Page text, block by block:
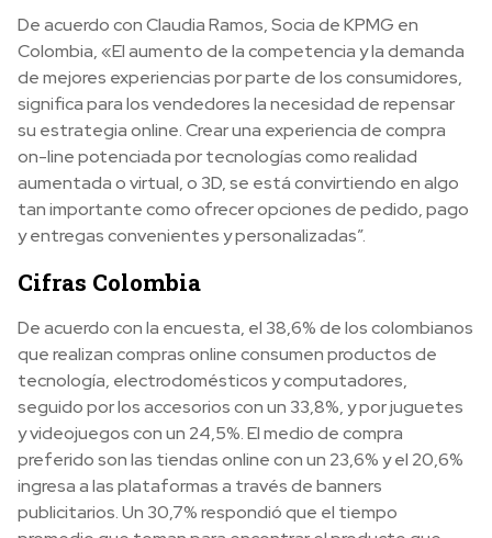
De acuerdo con Claudia Ramos, Socia de KPMG en
Colombia, «El aumento de la competencia y la demanda
de mejores experiencias por parte de los consumidores,
significa para los vendedores la necesidad de repensar
su estrategia online. Crear una experiencia de compra
on-line potenciada por tecnologías como realidad
aumentada o virtual, o 3D, se está convirtiendo en algo
tan importante como ofrecer opciones de pedido, pago
y entregas convenientes y personalizadas”.
Cifras Colombia
De acuerdo con la encuesta, el 38,6% de los colombianos
que realizan compras online consumen productos de
tecnología, electrodomésticos y computadores,
seguido por los accesorios con un 33,8%, y por juguetes
y videojuegos con un 24,5%. El medio de compra
preferido son las tiendas online con un 23,6% y el 20,6%
ingresa a las plataformas a través de banners
publicitarios. Un 30,7% respondió que el tiempo